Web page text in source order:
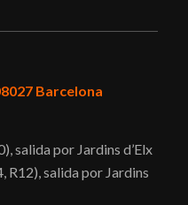
Barcelona
salida por Jardins d’Elx
R12), salida por Jardins